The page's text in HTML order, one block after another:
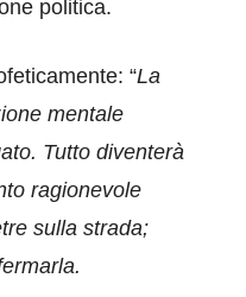
politica.
“La
mentale
Tutto diventerà
ragionevole
sulla strada;